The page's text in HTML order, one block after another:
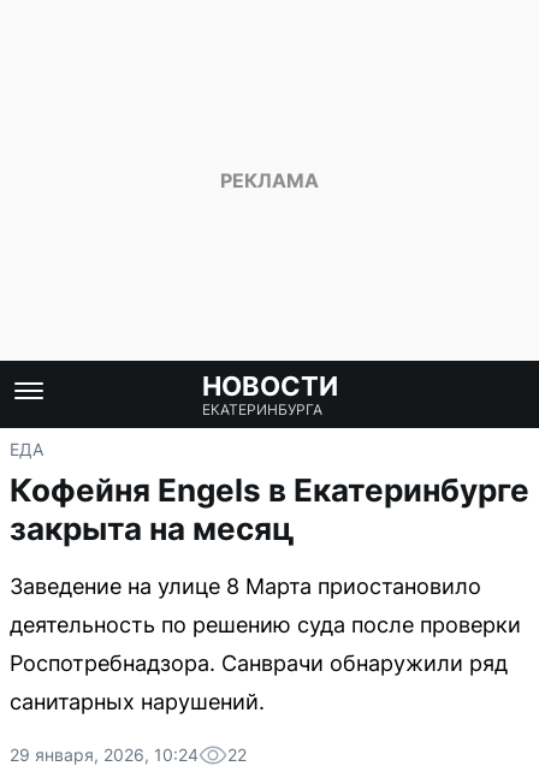
НОВОСТИ
ЕКАТЕРИНБУРГА
ЕДА
Кофейня Engels в Екатеринбурге
закрыта на месяц
Заведение на улице 8 Марта приостановило
деятельность по решению суда после проверки
Роспотребнадзора. Санврачи обнаружили ряд
санитарных нарушений.
29 января, 2026, 10:24 22